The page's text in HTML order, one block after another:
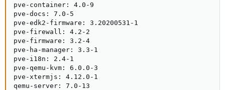
pve-container: 4.0-9
pve-docs: 7.0-5
pve-edk2-firmware: 3.20200531-1
pve-firewall: 4.2-2
pve-firmware: 3.2-4
pve-ha-manager: 3.3-1
pve-i18n: 2.4-1
pve-qemu-kvm: 6.0.0-3
pve-xtermjs: 4.12.0-1
qemu-server: 7.0-13